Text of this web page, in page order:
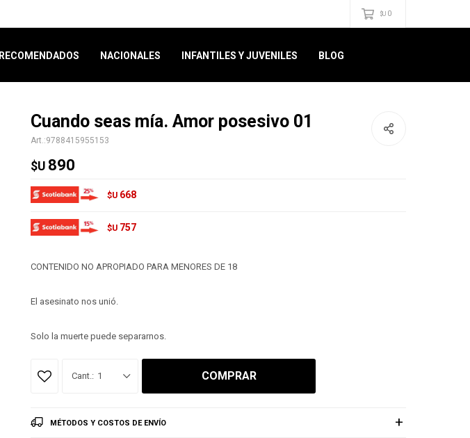
RECOMENDADOS NACIONALES INFANTILES Y JUVENILES BLOG
$U 0
Cuando seas mía. Amor posesivo 01
9788415955153
$U 890
$U 668
$U 757
CONTENIDO NO APROPIADO PARA MENORES DE 18
El asesinato nos unió.
Solo la muerte puede separarnos.
1 COMPRAR
MÉTODOS Y COSTOS DE ENVÍO